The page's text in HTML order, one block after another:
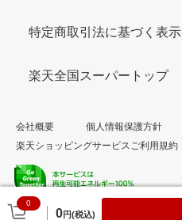
0
0円(税込)
特定商取引法に基づく表示
楽天全国スーパートップ
会社概要
個人情報保護方針
楽天ショッピングサービスご利用規約
© Rakuten Group, Inc.